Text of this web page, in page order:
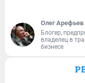
Олег Арефьев
Блогер,
владелец в
бизнесе